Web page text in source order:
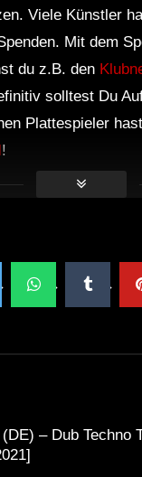
and Down tempo
035
October
– Dub Techno TV
Techno Sessions
Viele Künstler
Mit dem
du z.B. den
solltest Du
Plattespieler
!
(DE) – Dub Techno